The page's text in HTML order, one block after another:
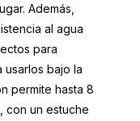
Además,
al agua
para
usarlos bajo la
permite hasta 8
con un estuche